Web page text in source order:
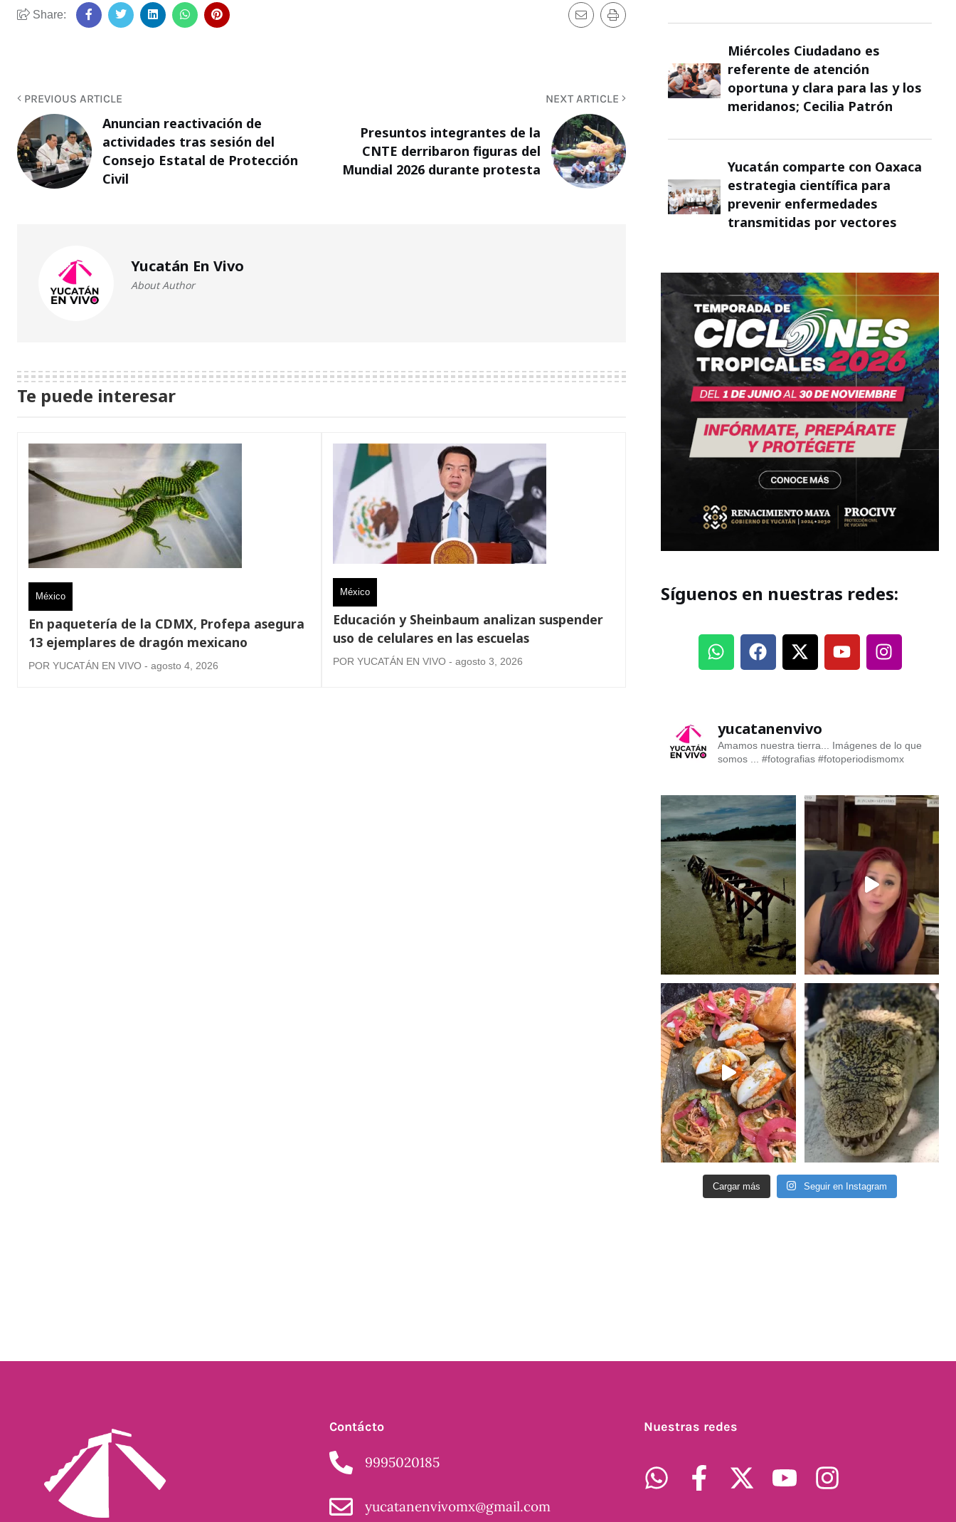
Share:
PREVIOUS ARTICLE
Anuncian reactivación de
actividades tras sesión del
Consejo Estatal de Protección
Civil
NEXT ARTICLE
Presuntos integrantes de la
CNTE derribaron figuras del
Mundial 2026 durante protesta
Yucatán En Vivo
About Author
Te puede interesar
México
En paquetería de la CDMX, Profepa asegura
13 ejemplares de dragón mexicano
POR YUCATÁN EN VIVO - agosto 4, 2026
México
Educación y Sheinbaum analizan suspender
uso de celulares en las escuelas
POR YUCATÁN EN VIVO - agosto 3, 2026
Miércoles Ciudadano es
referente de atención
oportuna y clara para las y los
meridanos; Cecilia Patrón
Yucatán comparte con Oaxaca
estrategia científica para
prevenir enfermedades
transmitidas por vectores
Síguenos en nuestras redes:
yucatanenvivo
Amamos nuestra tierra... Imágenes de lo que
somos ... #fotografias #fotoperiodismomx
Cargar más Seguir en Instagram
Contácto
9995020185
yucatanenvivomx@gmail.com
Nuestras redes